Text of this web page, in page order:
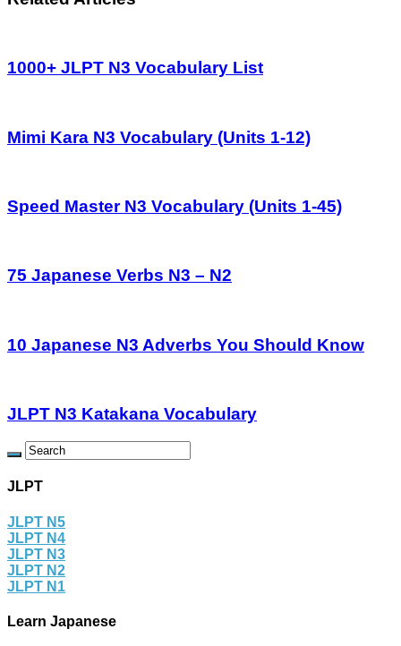
1000+ JLPT N3 Vocabulary List
Mimi Kara N3 Vocabulary (Units 1-12)
Speed Master N3 Vocabulary (Units 1-45)
75 Japanese Verbs N3 – N2
10 Japanese N3 Adverbs You Should Know
JLPT N3 Katakana Vocabulary
JLPT
JLPT N5
JLPT N4
JLPT N3
JLPT N2
JLPT N1
Learn Japanese